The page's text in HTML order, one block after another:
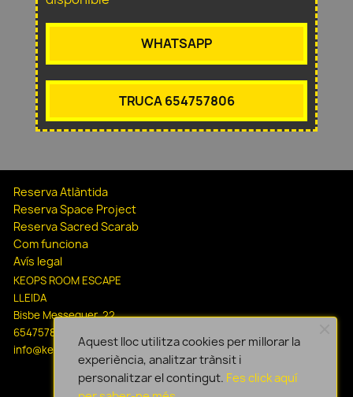
WHATSAPP
TRUCA 654757806
Reserva Atlàntida
Reserva Space Project
Reserva Sacred Scarab
Com funciona
Avís legal
KEOPS ROOM ESCAPE
LLEIDA
Bisbe Messeguer, 22
654757806
info@keopsescapelleida.com
Aquest lloc utilitza cookies per millorar la
experiència, analitzar trànsit i
personalitzar el contingut. Fes click aquí